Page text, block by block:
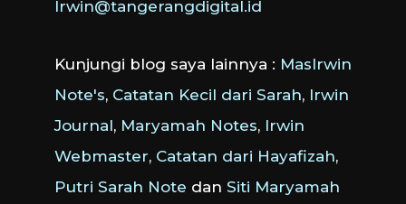
Irwin@tangerangdigital.id
Kunjungi blog saya lainnya : MasIrwin
Note's, Catatan Kecil dari Sarah, Irwin
Journal, Maryamah Notes, Irwin
Webmaster, Catatan dari Hayafizah,
Putri Sarah Note dan Siti Maryamah